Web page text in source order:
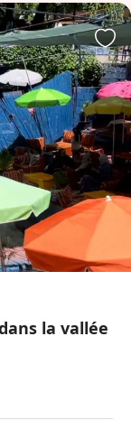
la vallée